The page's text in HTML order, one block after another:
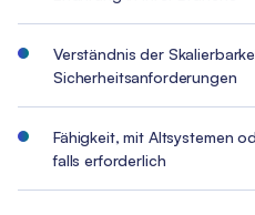
Verständnis der
Sicherheitsanforderungen
Fähigkeit, mit Altsystemen
falls erforderlich